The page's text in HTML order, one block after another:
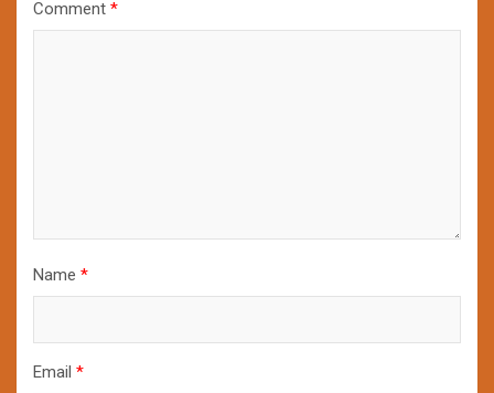
Comment *
Name *
Email *